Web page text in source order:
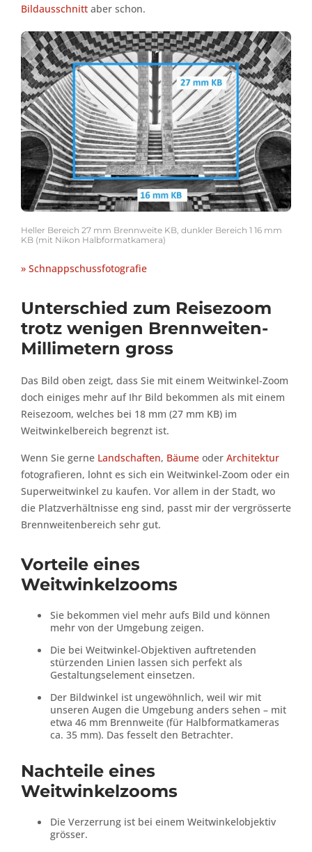
Bildausschnitt aber schon.
Heller Bereich 27 mm Brennweite KB, dunkler Bereich 1 16 mm
KB (mit Nikon Halbformatkamera)
» Schnappschussfotografie
Unterschied zum Reisezoom
trotz wenigen Brennweiten-
Millimetern gross
Das Bild oben zeigt, dass Sie mit einem Weitwinkel-Zoom
doch einiges mehr auf Ihr Bild bekommen als mit einem
Reisezoom, welches bei 18 mm (27 mm KB) im
Weitwinkelbereich begrenzt ist.
Wenn Sie gerne Landschaften, Bäume oder Architektur
fotografieren, lohnt es sich ein Weitwinkel-Zoom oder ein
Superweitwinkel zu kaufen. Vor allem in der Stadt, wo
die Platzverhältnisse eng sind, passt mir der vergrösserte
Brennweitenbereich sehr gut.
Vorteile eines
Weitwinkelzooms
Sie bekommen viel mehr aufs Bild und können
mehr von der Umgebung zeigen.
Die bei Weitwinkel-Objektiven auftretenden
stürzenden Linien lassen sich perfekt als
Gestaltungselement einsetzen.
Der Bildwinkel ist ungewöhnlich, weil wir mit
unseren Augen die Umgebung anders sehen – mit
etwa 46 mm Brennweite (für Halbformatkameras
ca. 35 mm). Das fesselt den Betrachter.
Nachteile eines
Weitwinkelzooms
Die Verzerrung ist bei einem Weitwinkelobjektiv
grösser.